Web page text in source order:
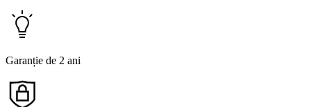
Garanție de 2 ani